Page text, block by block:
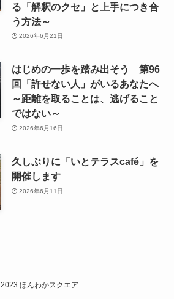
る「解釈のクセ」と上手につき合
う方法～
2026年6月21日
はじめの一歩を踏み出そう 第96
回「許せない人」がいるあなたへ
～距離を取ることは、逃げること
ではない～
2026年6月16日
久しぶりに「いとテラスcafé」を
開催します
2026年6月11日
2023 ほんわかスクエア.